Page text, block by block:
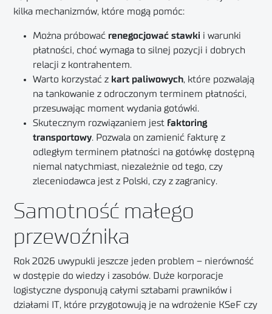
kilka mechanizmów, które mogą pomóc:
Można próbować renegocjować stawki i warunki
płatności, choć wymaga to silnej pozycji i dobrych
relacji z kontrahentem.
Warto korzystać z kart paliwowych, które pozwalają
na tankowanie z odroczonym terminem płatności,
przesuwając moment wydania gotówki.
Skutecznym rozwiązaniem jest faktoring
transportowy. Pozwala on zamienić fakturę z
odległym terminem płatności na gotówkę dostępną
niemal natychmiast, niezależnie od tego, czy
zleceniodawca jest z Polski, czy z zagranicy.
Samotność małego
przewoźnika
Rok 2026 uwypukli jeszcze jeden problem – nierówność
w dostępie do wiedzy i zasobów. Duże korporacje
logistyczne dysponują całymi sztabami prawników i
działami IT, które przygotowują je na wdrożenie KSeF czy